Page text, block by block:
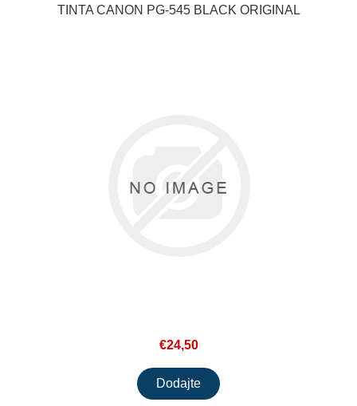
TINTA CANON PG-545 BLACK ORIGINAL
€24,50